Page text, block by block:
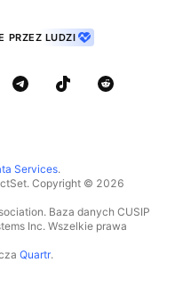
PRZEZ LUDZI
Services.
Copyright © 2026
Baza danych CUSIP
Inc. Wszelkie prawa
Quartr.